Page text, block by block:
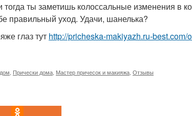
ты заметишь колоссальные изменения в
правильный уход. Удачи, шанелька?
глаз тут http://pricheska-makiyazh.ru-best.com/
Прически дома Мастер причесок и макияжа Отзывы